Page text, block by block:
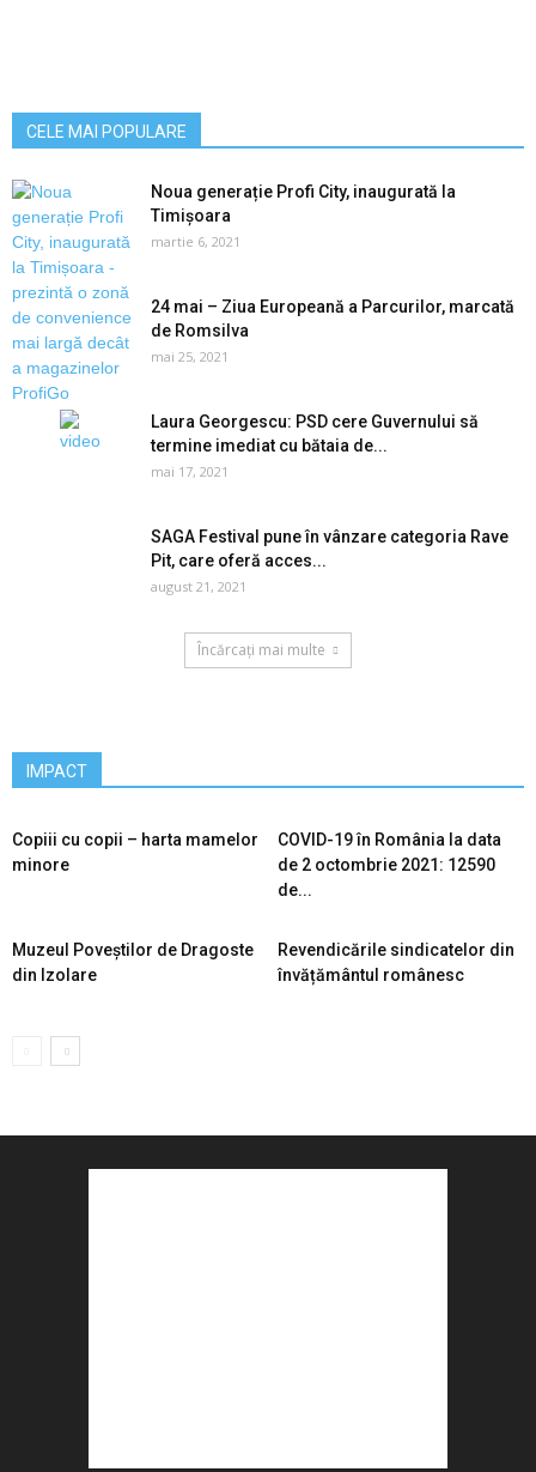
CELE MAI POPULARE
Noua generație Profi City, inaugurată la
Timișoara
martie 6, 2021
24 mai – Ziua Europeană a Parcurilor, marcată
de Romsilva
mai 25, 2021
Laura Georgescu: PSD cere Guvernului să
termine imediat cu bătaia de...
mai 17, 2021
SAGA Festival pune în vânzare categoria Rave
Pit, care oferă acces...
august 21, 2021
Încărcați mai multe
IMPACT
Copiii cu copii – harta mamelor
minore
COVID-19 în România la data
de 2 octombrie 2021: 12590
de...
Muzeul Poveștilor de Dragoste
din Izolare
Revendicările sindicatelor din
învățământul românesc